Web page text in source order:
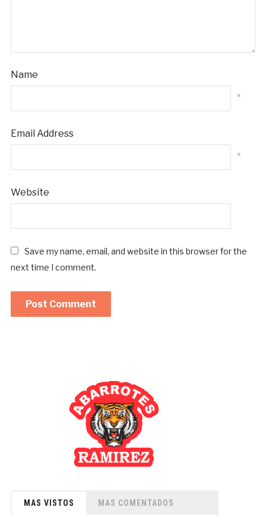
Name
*
Email Address
*
Website
Save my name, email, and website in this browser for the
next time I comment.
MAS VISTOS MAS COMENTADOS